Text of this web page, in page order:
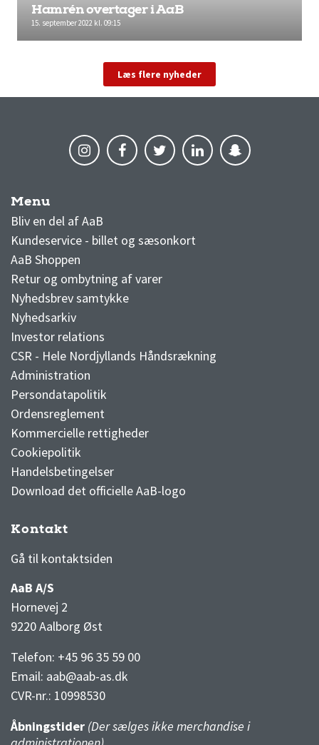
Hamrén overtager i AaB
15. september 2022 kl. 09:15
Læs flere nyheder
Menu
Bliv en del af AaB
Kundeservice - billet og sæsonkort
AaB Shoppen
Retur og ombytning af varer
Nyhedsbrev samtykke
Nyhedsarkiv
Investor relations
CSR - Hele Nordjyllands Håndsrækning
Administration
Persondatapolitik
Ordensreglement
Kommercielle rettigheder
Cookiepolitik
Handelsbetingelser
Download det officielle AaB-logo
Kontakt
Gå til kontaktsiden
AaB A/S
Hornevej 2
9220 Aalborg Øst
Telefon: +45 96 35 59 00
Email: aab@aab-as.dk
CVR-nr.: 10998530
Åbningstider (Der sælges ikke merchandise i